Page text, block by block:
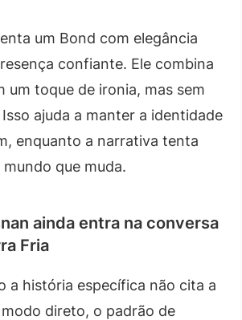
um Bond com elegância
confiante. Ele combina
um toque de ironia, mas sem
ajuda a manter a identidade
enquanto a narrativa tenta
que muda.
ainda entra na conversa
Fria
a história específica não cita a
direto, o padrão de